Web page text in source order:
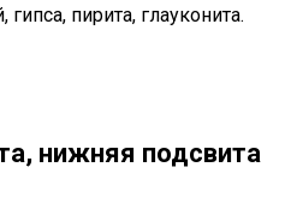
пирита, глауконита.
нижняя подсвита